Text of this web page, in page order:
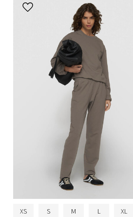
XS S M L XL